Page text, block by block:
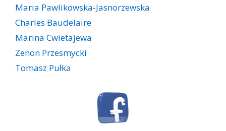
Maria Pawlikowska-Jasnorzewska
Charles Baudelaire
Marina Cwietajewa
Zenon Przesmycki
Tomasz Pułka